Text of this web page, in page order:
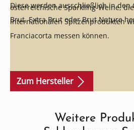
Diese werden ausschließlich in den
Brut, Extra Brut oder Brut Nature
österreichische Sparkling-Weine,
internationalen Spitzenprodukten
Franciacorta messen können.
Zum Hersteller
Produktgalerie
Weitere